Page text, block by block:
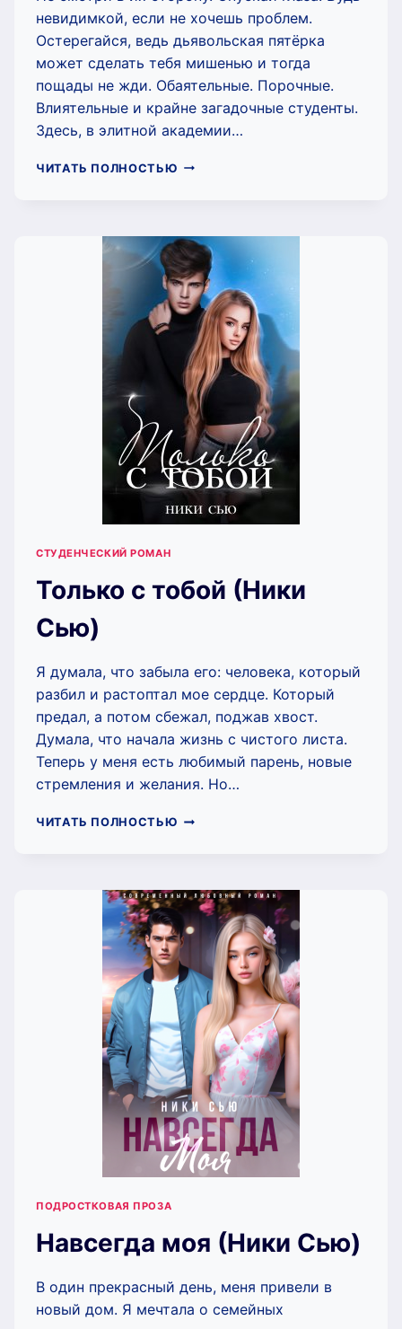
невидимкой, если не хочешь проблем.
Остерегайся, ведь дьявольская пятёрка
может сделать тебя мишенью и тогда
пощады не жди. Обаятельные. Порочные.
Влиятельные и крайне загадочные студенты.
Здесь, в элитной академии…
ЧИТАТЬ ПОЛНОСТЬЮ БУНТАРИ
СЬЮ)
СТУДЕНЧЕСКИЙ РОМАН
Только с тобой (Ники
Сью)
Я думала, что забыла его: человека, который
разбил и растоптал мое сердце. Который
предал, а потом сбежал, поджав хвост.
Думала, что начала жизнь с чистого листа.
Теперь у меня есть любимый парень, новые
стремления и желания. Но…
ЧИТАТЬ ПОЛНОСТЬЮ ТОЛЬКО
СЬЮ)
ПОДРОСТКОВАЯ ПРОЗА
Навсегда моя (Ники Сью)
В один прекрасный день, меня привели в
новый дом. Я мечтала о семейных